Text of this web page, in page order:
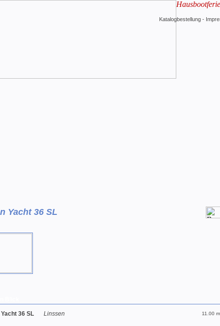
Katalogbestellung -
Yacht 36 SL
36 SL Linssen 11.00